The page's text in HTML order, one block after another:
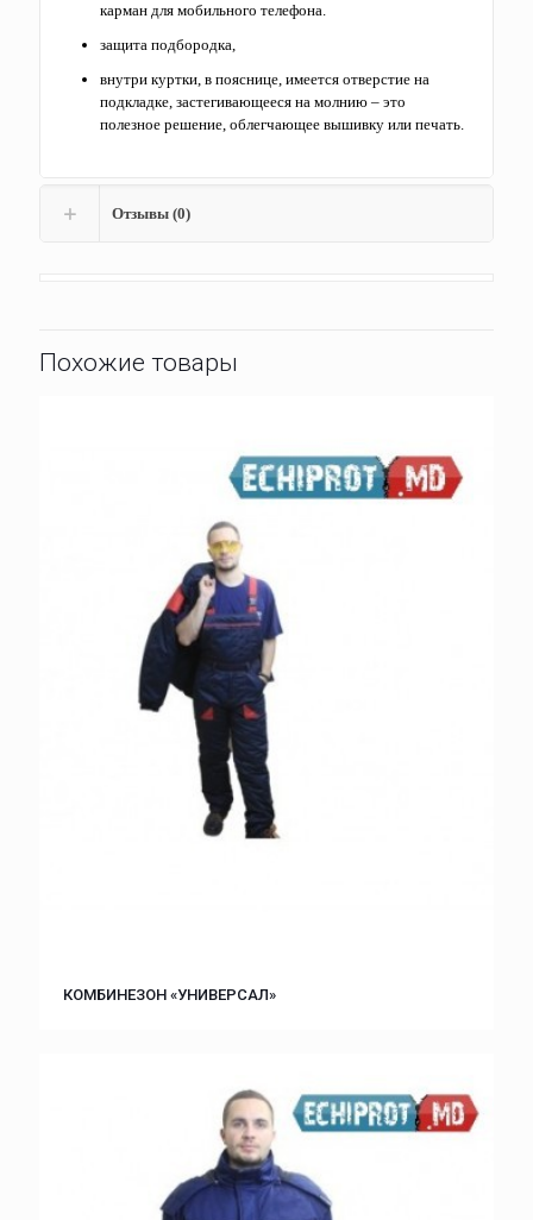
карман для мобильного телефона.
защита подбородка,
внутри куртки, в пояснице, имеется отверстие на
подкладке, застегивающееся на молнию – это
полезное решение, облегчающее вышивку или печать.
Отзывы (0)
Похожие товары
КОМБИНЕЗОН «УНИВЕРСАЛ»